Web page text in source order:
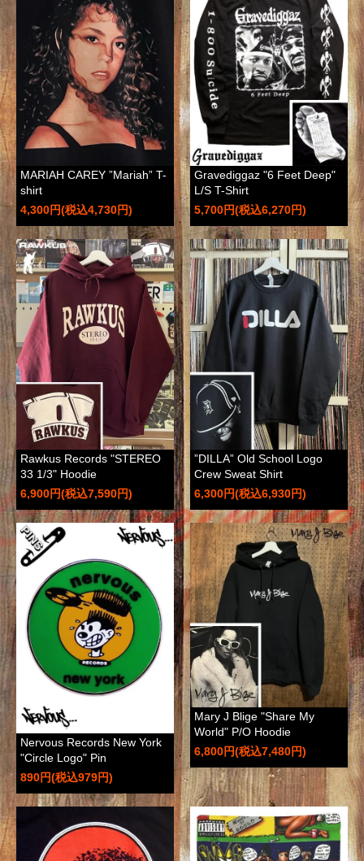
MARIAH CAREY ”Mariah” T-
shirt
4,300円(税込4,730円)
Gravediggaz "6 Feet Deep"
L/S T-Shirt
5,700円(税込6,270円)
Rawkus Records "STEREO
33 1/3" Hoodie
6,900円(税込7,590円)
”DILLA” Old School Logo
Crew Sweat Shirt
6,300円(税込6,930円)
Nervous Records New York
"Circle Logo" Pin
890円(税込979円)
Mary J Blige "Share My
World" P/O Hoodie
6,800円(税込7,480円)